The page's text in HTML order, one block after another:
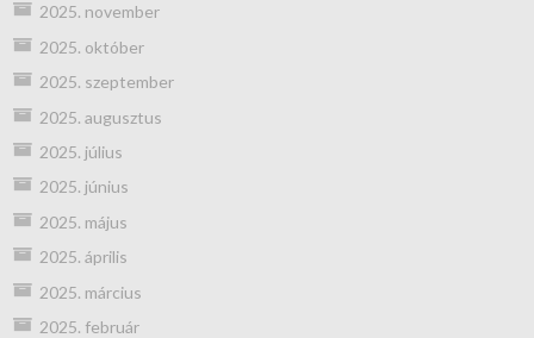
2025. november
2025. október
2025. szeptember
2025. augusztus
2025. július
2025. június
2025. május
2025. április
2025. március
2025. február